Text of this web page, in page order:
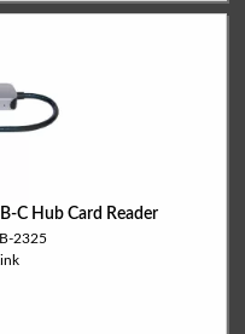
C Hub Card Reader
2325